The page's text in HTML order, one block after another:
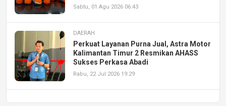
Sabtu, 01 Agu 2026 06:43
DAERAH
Perkuat Layanan Purna Jual, Astra Motor
Kalimantan Timur 2 Resmikan AHASS
Sukses Perkasa Abadi
Rabu, 22 Jul 2026 19:29